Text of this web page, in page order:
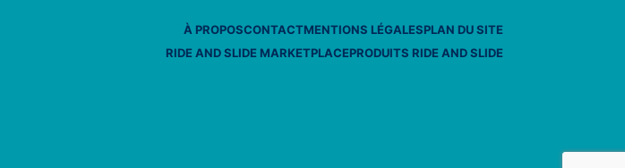
À PROPOSCONTACTMENTIONS LÉGALESPLAN DU SITE
RIDE AND SLIDE MARKETPLACEPRODUITS RIDE AND SLIDE